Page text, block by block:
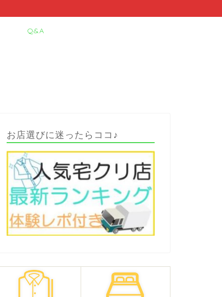
Q&A
お店選びに迷ったらココ♪